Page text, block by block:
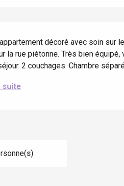
décoré avec soin sur
la rue piétonne. Très bien
2 couchages. Chambre
suite